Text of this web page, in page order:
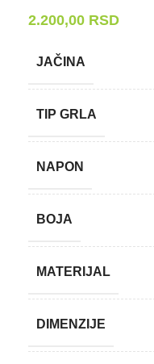
2.200,00 RSD
JAČINA
TIP GRLA
NAPON
BOJA
MATERIJAL
DIMENZIJE